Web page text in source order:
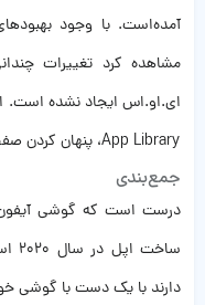
آمده‌است. با وجود
ای.او.اس ایجاد نشده است.
App Library، پنهان کردن صفحات مختلف هوم اسکرین و…
جمع‌بندی
دارند با یک دست با گوشی